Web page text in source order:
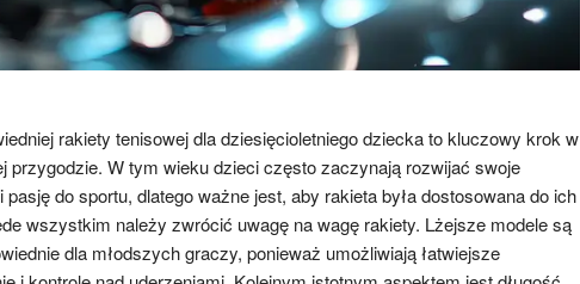
rakiety tenisowej dla dziesięcioletniego dziecka to kluczowy krok w
przygodzie. W tym wieku dzieci często zaczynają rozwijać swoje
pasję do sportu, dlatego ważne jest, aby rakieta była dostosowana do ich
wszystkim należy zwrócić uwagę na wagę rakiety. Lżejsze modele są
dla młodszych graczy, ponieważ umożliwiają łatwiejsze